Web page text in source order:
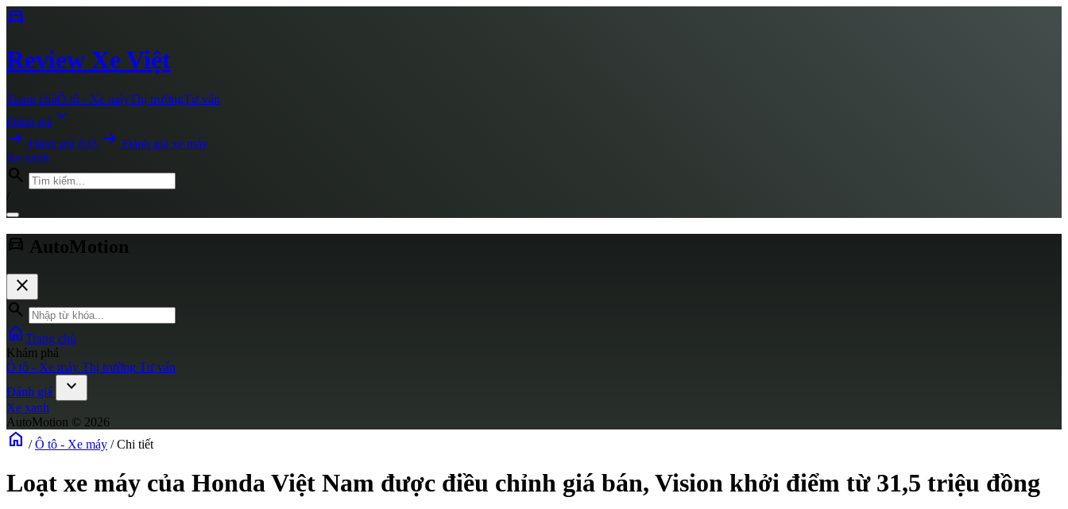
directions_car
Review Xe Việt
Trang chủÔ tô - Xe máyThị trườngTư vấn
Đánh giá expand_more
arrow_right_alt Đánh giá ô tô arrow_right_alt Đánh giá xe máy
Xe xanh
search
directions_car AutoMotion
close
search
home Trang chủ
Khám phá
Ô tô - Xe máy Thị trường Tư vấn
Đánh giá
expand_more
Xe xanh
AutoMotion © 2026
home / Ô tô - Xe máy / Chi tiết
Loạt xe máy của Honda Việt Nam được điều chỉnh giá bán, Vision khởi điểm từ 31,5 triệu đồng